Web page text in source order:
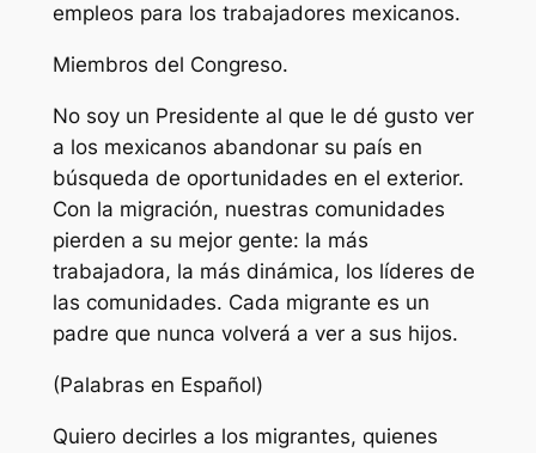
empleos para los trabajadores mexicanos.
Miembros del Congreso.
No soy un Presidente al que le dé gusto ver
a los mexicanos abandonar su país en
búsqueda de oportunidades en el exterior.
Con la migración, nuestras comunidades
pierden a su mejor gente: la más
trabajadora, la más dinámica, los líderes de
las comunidades. Cada migrante es un
padre que nunca volverá a ver a sus hijos.
(Palabras en Español)
Quiero decirles a los migrantes, quienes